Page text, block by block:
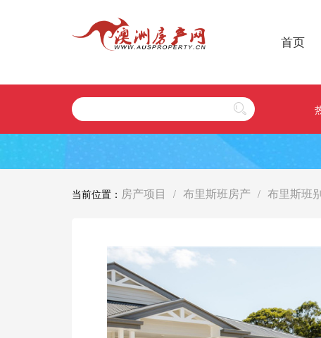
首页
当前位置： 房产项目 / 布里斯班房产 / 布里斯班